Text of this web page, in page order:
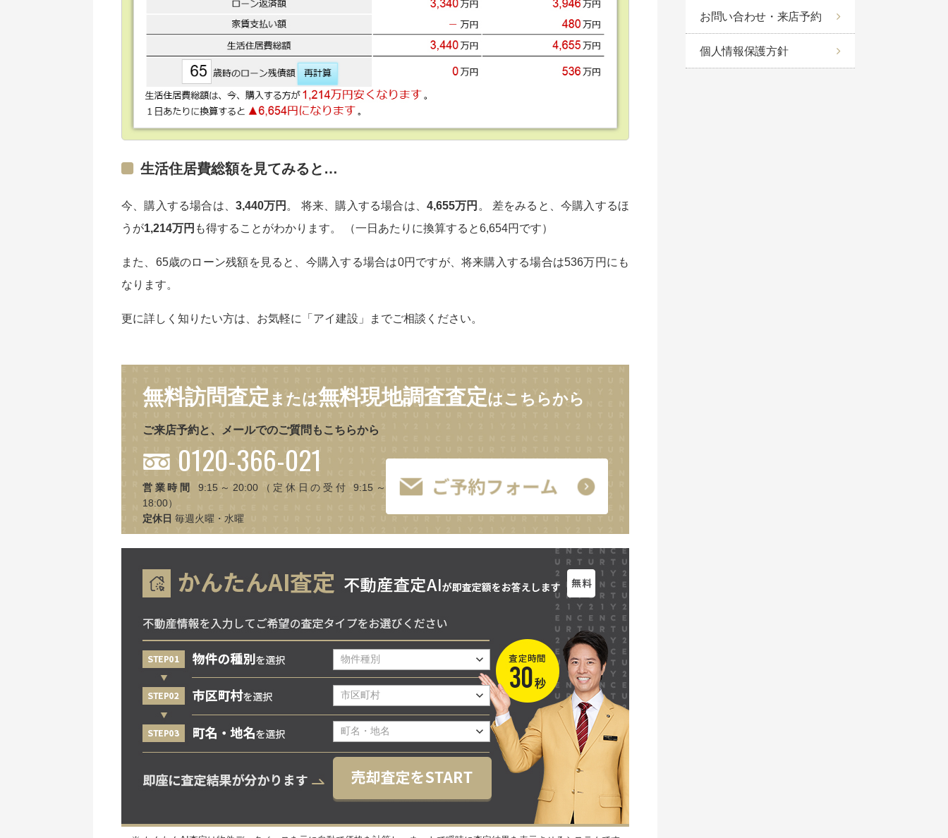
生活住居費総額を見てみると…
今、購入する場合は、 3,440万円 。 将来、購入する場合は、 4,655万円 。 差をみると、今購入するほ
うが1,214万円 も得することがわかります。 （一日あたりに換算すると6,654円です）
また、65歳のローン残額を見ると、今購入する場合は0円ですが、将来購入する場合は536万円にも
なります。
更に詳しく知りたい方は、お気軽に「アイ建設」までご相談ください。
無料訪問査定 または無料現地調査査定はこちらから
ご来店予約と、メールでのご質問もこちらから
0120-366-021
営業時間
9:15～20:00（定休日の受付 9:15～
18:00）
定休日 毎週火曜・水曜
お問い合わせ・来店予約
個人情報保護方針